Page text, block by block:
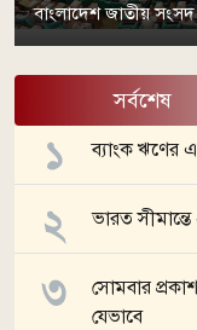
বাংলাদেশ জাতীয় সংসদ
সর্বশেষ
ব্যাংক ঋণের
ভারত
সোমবার
যেভাবে